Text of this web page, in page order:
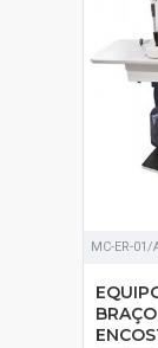
MC-ER-